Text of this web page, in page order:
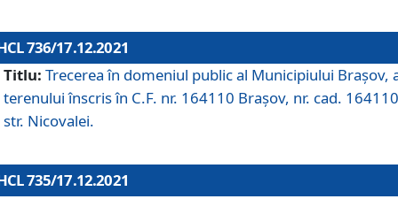
736/17.12.2021
Titlu: Trecerea în domeniul public al Municipiului Braşov,
terenului înscris în C.F. nr. 164110 Brașov, nr. cad.
str. Nicovalei.
735/17.12.2021